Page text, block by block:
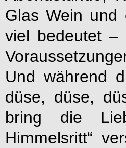
Glas Wein und
viel bedeutet –
Und während
düse, düse,
bring die
Himmelsritt“